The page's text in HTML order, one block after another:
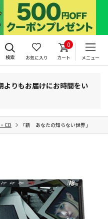
検索 お気に入り
0
カート メニュー
よりもお届けにお時間をい
CD 「新 あなたの知らない世界」